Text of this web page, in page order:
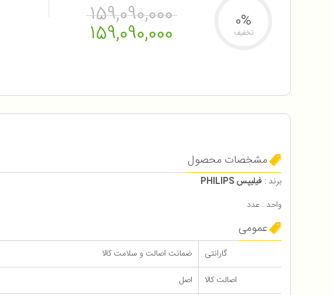
159,090,000
159,090,000 0%
تخفیف
مشخصات محصول
برند : فیلیپس PHILIPS
واحد : عدد
عمومی
گارانتی
ضمانت اصالت و سلامت کالا
اصالت کالا
اصل